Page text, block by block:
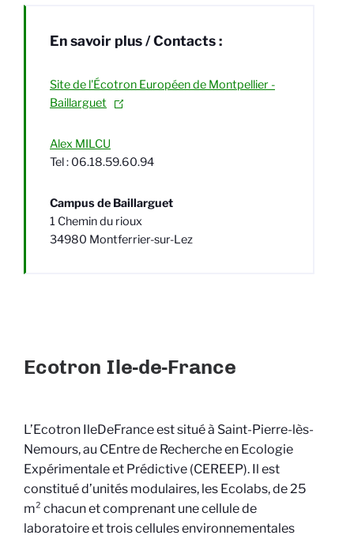
En savoir plus / Contacts :
Site de l'Écotron Européen de Montpellier -
Baillarguet
Alex MILCU
Tel : 06.18.59.60.94
Campus de Baillarguet
1 Chemin du rioux
34980 Montferrier-sur-Lez
Ecotron Ile-de-France
L’Ecotron IleDeFrance est situé à Saint-Pierre-lès-
Nemours, au CEntre de Recherche en Ecologie
Expérimentale et Prédictive (CEREEP). Il est
constitué d’unités modulaires, les Ecolabs, de 25
m² chacun et comprenant une cellule de
laboratoire et trois cellules environnementales